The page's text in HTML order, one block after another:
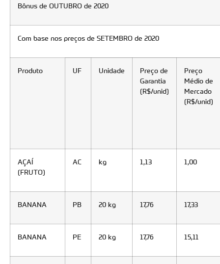
Bônus de OUTUBRO de 2020
Com base nos preços de SETEMBRO de 2020
Produto UF Unidade
Preço de
Garantia
(R$/unid)
Preço
Médio de
Mercado
(R$/unid)
AÇAÍ
(FRUTO)
AC kg 1,13 1,00
BANANA PB 20 kg 17,76 17,33
BANANA PE 20 kg 17,76 15,11